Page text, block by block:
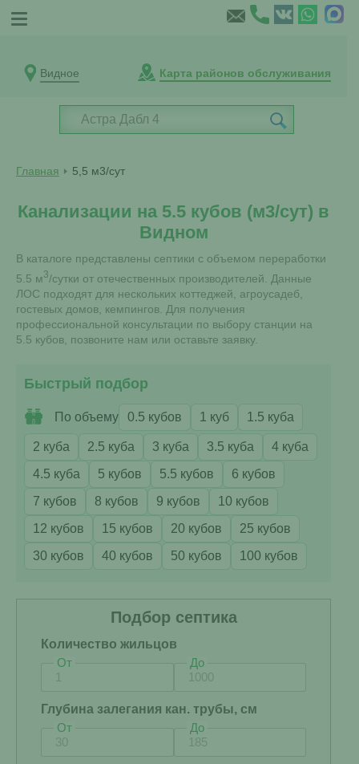
Видное Карта районов обслуживания
Главная 5,5 м3/сут
Канализации на 5.5 кубов (м3/сут) в
Видном
В каталоге представлены септики с объемом переработки
5.5 м3/сутки от отечественных производителей. Данные
ЛОС подходят для нескольких коттеджей, агроусадеб,
гостевых домов, кемпингов. Для получения
профессиональной консультации по выбору станции на
5.5 кубов, позвоните нам или оставьте заявку.
Быстрый подбор
По объему 0.5 кубов 1 куб 1.5 куба
2 куба 2.5 куба 3 куба 3.5 куба
4 куба
4.5 куба
5 кубов 5.5 кубов
6 кубов
7 кубов
8 кубов 9 кубов
10 кубов
12 кубов
15 кубов 20 кубов
25 кубов
30 кубов
40 кубов 50 кубов 100 кубов
Подбор септика
Количество жильцов
От
До
Глубина залегания кан. трубы, см
От
До